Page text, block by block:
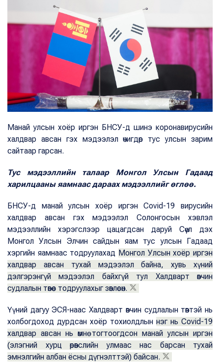
Манай улсын хоёр иргэн БНСУ-д шинэ коронавирусийн
халдвар авсан гэх мэдээлэл өчигдөр тус улсын зарим
сайтаар гарсан.
Тус мэдээллийн талаар Монгол Улсын Гадаад
харилцааны яамнаас дараах мэдээллийг өглөө.
БНСУ-д манай улсын хоёр иргэн Covid-19 вирусийн
халдвар авсан гэх мэдээлэл Солонгосын хэвлэл
мэдээллийн хэрэгслээр цацагдсан даруй Сөүл дэх
Монгол Улсын Элчин сайдын яам тус улсын Гадаад
хэргийн яамнаас тодруулахад Монгол Улсын хоёр иргэн
халдвар авсан тухай мэдээлэл байна, хувь хүний
дэлгэрэнгүй мэдээлэл байхгүй тул Халдварт өвчин
судлалын төвөөс тодруулахыг зөвлөсөн.
Үүний дагуу ЭСЯ-наас Халдварт өвчин судлалын төвтэй нь
холбогдоход дурдсан хоёр тохиолдлын нэг нь Covid-19
халдвар авсан нь өмнө тогтоогдсон манай улсын иргэн
(элэгний хурц өрөвслийн улмаас нас барсан тухай
эмнэлгийн албан ёсны дүгнэлттэй) байсан.